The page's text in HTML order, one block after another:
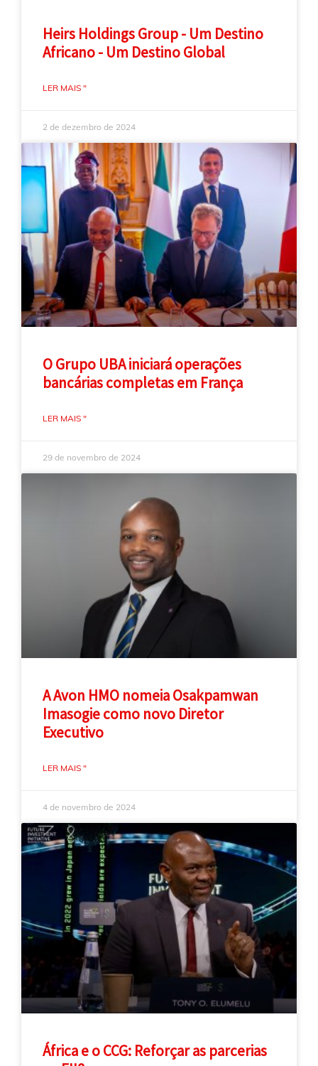
Heirs Holdings Group - Um Destino
Africano - Um Destino Global
LER MAIS "
2 de dezembro de 2024
O Grupo UBA iniciará operações
bancárias completas em França
LER MAIS "
29 de novembro de 2024
A Avon HMO nomeia Osakpamwan
Imasogie como novo Diretor
Executivo
LER MAIS "
4 de novembro de 2024
África e o CCG: Reforçar as parcerias